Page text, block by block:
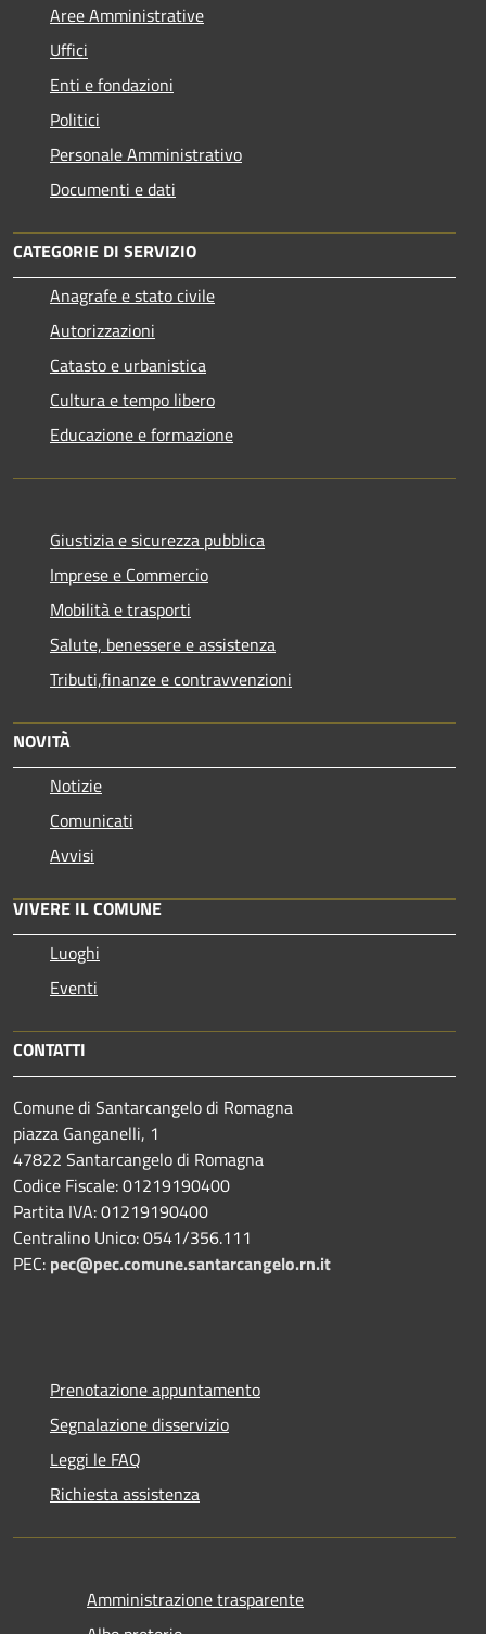
Aree Amministrative
Uffici
Enti e fondazioni
Politici
Personale Amministrativo
Documenti e dati
CATEGORIE DI SERVIZIO
Anagrafe e stato civile
Autorizzazioni
Catasto e urbanistica
Cultura e tempo libero
Educazione e formazione
Giustizia e sicurezza pubblica
Imprese e Commercio
Mobilità e trasporti
Salute, benessere e assistenza
Tributi,finanze e contravvenzioni
NOVITÀ
Notizie
Comunicati
Avvisi
VIVERE IL COMUNE
Luoghi
Eventi
CONTATTI
Comune di Santarcangelo di Romagna
piazza Ganganelli, 1
47822 Santarcangelo di Romagna
Codice Fiscale: 01219190400
Partita IVA: 01219190400
Centralino Unico: 0541/356.111
PEC: pec@pec.comune.santarcangelo.rn.it
Prenotazione appuntamento
Segnalazione disservizio
Leggi le FAQ
Richiesta assistenza
Amministrazione trasparente